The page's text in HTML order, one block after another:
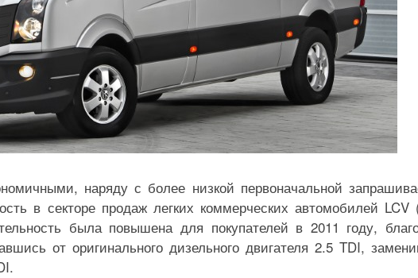
наряду с более низкой первоначальной
в секторе продаж легких коммерческих автомобилей LCV
была повышена для покупателей в 2011 году,
от оригинального дизельного двигателя 2.5 TDI,